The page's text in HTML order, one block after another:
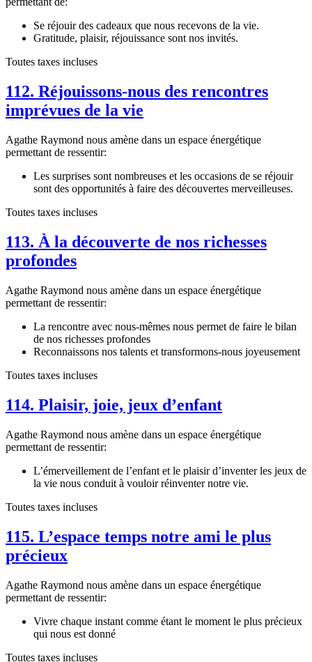
Se réjouir des cadeaux que nous recevons de la vie.
Gratitude, plaisir, réjouissance sont nos invités.
Toutes taxes incluses
112. Réjouissons-nous des rencontres
imprévues de la vie
Agathe Raymond nous amène dans un espace énergétique
permettant de ressentir:
Les surprises sont nombreuses et les occasions de se réjouir
sont des opportunités à faire des découvertes merveilleuses.
Toutes taxes incluses
113. À la découverte de nos richesses
profondes
Agathe Raymond nous amène dans un espace énergétique
permettant de ressentir:
La rencontre avec nous-mêmes nous permet de faire le bilan
de nos richesses profondes
Reconnaissons nos talents et transformons-nous joyeusement
Toutes taxes incluses
114. Plaisir, joie, jeux d’enfant
Agathe Raymond nous amène dans un espace énergétique
permettant de ressentir:
L’émerveillement de l’enfant et le plaisir d’inventer les jeux de
la vie nous conduit à vouloir réinventer notre vie.
Toutes taxes incluses
115. L’espace temps notre ami le plus
précieux
Agathe Raymond nous amène dans un espace énergétique
permettant de ressentir:
Vivre chaque instant comme étant le moment le plus précieux
qui nous est donné
Toutes taxes incluses